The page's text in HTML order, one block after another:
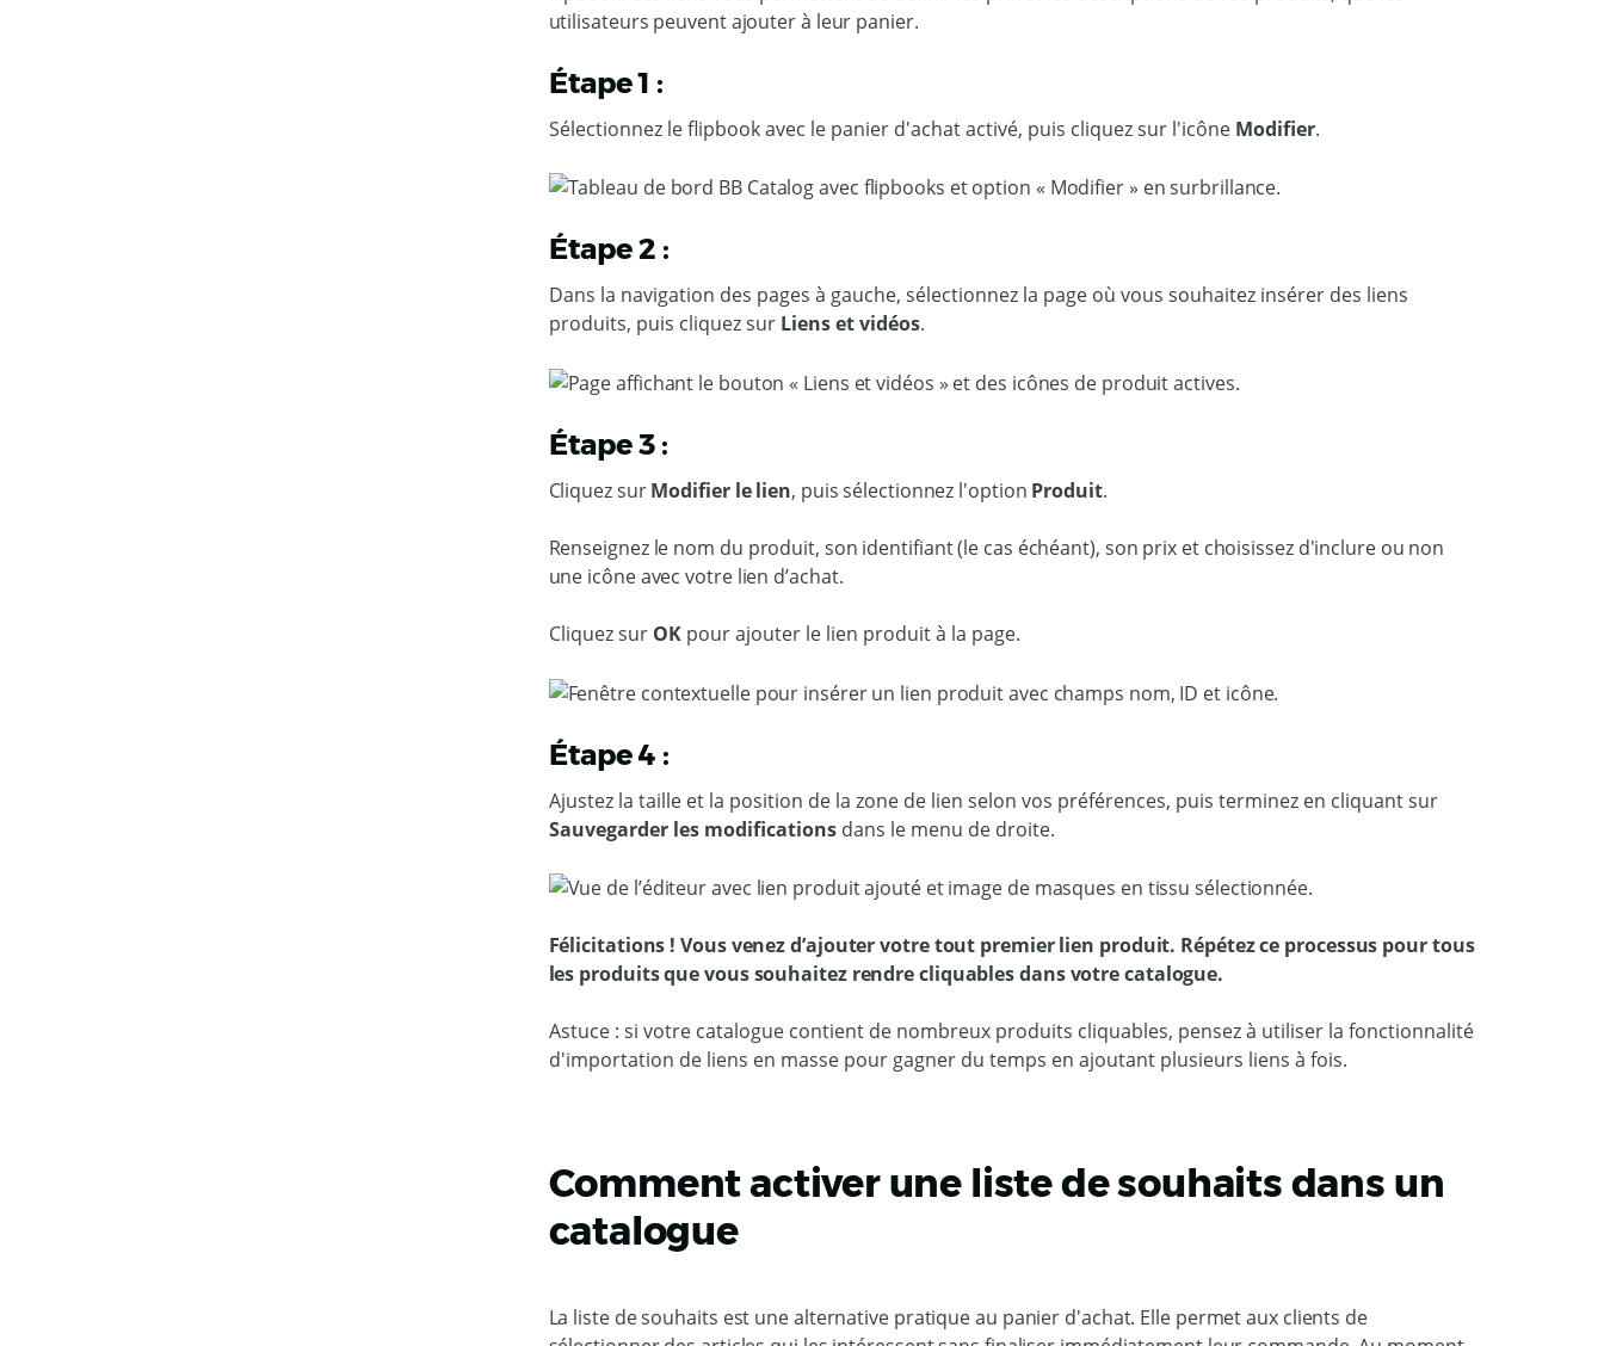
utilisateurs peuvent ajouter à leur panier.
Étape 1 :
Sélectionnez le flipbook avec le panier d'achat activé, puis cliquez sur l'icône Modifier.
Étape 2 :
Dans la navigation des pages à gauche, sélectionnez la page où vous souhaitez insérer des liens
produits, puis cliquez sur Liens et vidéos.
Étape 3 :
Cliquez surModifier le lien, puis sélectionnez l'option Produit.
Renseignez le nom du produit, son identifiant (le cas échéant), son prix et choisissez d'inclure ou non
une icône avec votre lien d’achat.
Cliquez sur OK pour ajouter le lien produit à la page.
Étape 4 :
Ajustez la taille et la position de la zone de lien selon vos préférences, puis terminez en cliquant sur
Sauvegarder les modificationsdans le menu de droite.
Félicitations ! Vous venez d’ajouter votre tout premier lien produit. Répétez ce processus pour tous
les produits que vous souhaitez rendre cliquables dans votre catalogue.
Astuce : si votre catalogue contient de nombreux produits cliquables, pensez à utiliser la fonctionnalité
d'importation de liens en masse pour gagner du temps en ajoutant plusieurs liens à fois.
Comment activer une liste de souhaits dans un
catalogue
La liste de souhaits est une alternative pratique au panier d'achat. Elle permet aux clients de